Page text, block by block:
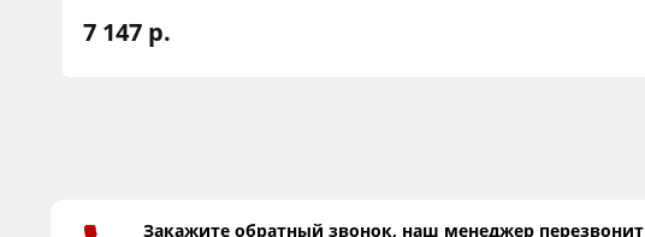
7 147 р.
Закажите обратный звонок, наш менеджер перезвонит